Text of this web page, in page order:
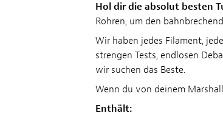
Hol dir die absolut besten
Rohren, um den
Wir haben jedes Filament,
strengen Tests, endlosen
wir suchen das Beste.
Wenn du von deinem
Enthält: